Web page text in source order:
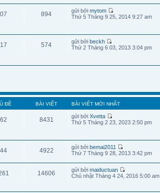
894 gửi bởimytom
Thứ 5 Tháng 9 25, 2014 9:27 am
574 gửi bởibeckh
Thứ 2 Tháng 6 03, 2013 3:04 pm
ĐỀ BÀI VIẾT BÀI VIẾT MỚI NHẤT
8431 gửi bởiXvetta
Thứ 5 Tháng 2 23, 2023 2:50 pm
4922 gửi bởibemai2011
Thứ 7 Tháng 9 28, 2013 3:42 pm
14606 gửi bởimaiductuan
Chủ nhật Tháng 4 24, 2016 5:00 am